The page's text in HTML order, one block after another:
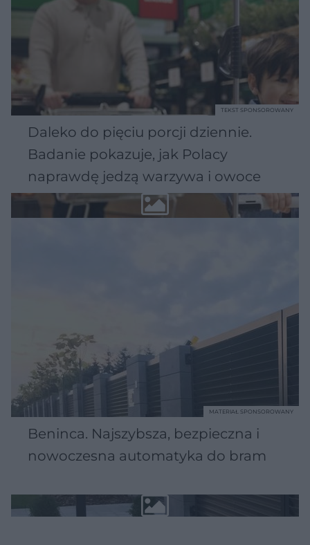
Daleko do pięciu porcji dziennie.
Badanie pokazuje, jak Polacy
naprawdę jedzą warzywa i owoce
TEKST SPONSOROWANY
Beninca. Najszybsza, bezpieczna i
nowoczesna automatyka do bram
MATERIAŁ SPONSOROWANY